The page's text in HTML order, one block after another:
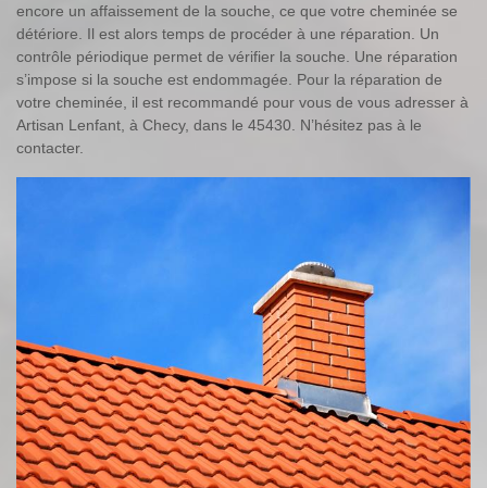
encore un affaissement de la souche, ce que votre cheminée se
détériore. Il est alors temps de procéder à une réparation. Un
contrôle périodique permet de vérifier la souche. Une réparation
s’impose si la souche est endommagée. Pour la réparation de
votre cheminée, il est recommandé pour vous de vous adresser à
Artisan Lenfant, à Checy, dans le 45430. N’hésitez pas à le
contacter.